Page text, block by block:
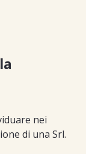
nei
di una Srl.